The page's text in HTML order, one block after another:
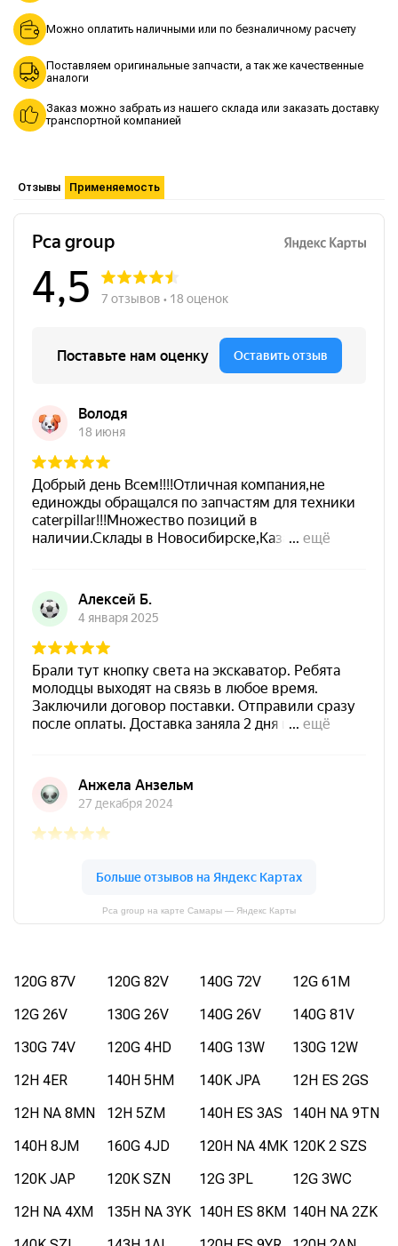
Можно оплатить наличными или по безналичному расчету
Поставляем оригинальные запчасти, а так же качественные
аналоги
Заказ можно забрать из нашего склада или заказать доставку
транспортной компанией
Отзывы Применяемость
Pca group на карте Самары — Яндекс Карты
120G 87V 120G 82V 140G 72V
12G 61M
12G 26V
130G 26V 140G 26V
140G 81V
130G 74V
120G 4HD 140G 13W
130G 12W
12H 4ER
140H 5HM 140K JPA
12H ES 2GS
12H NA 8MN
12H 5ZM 140H ES 3AS
140H NA 9TN
140H 8JM
160G 4JD 120H NA 4MK 120K 2 SZS
120K JAP
120K SZN 12G 3PL
12G 3WC
12H NA 4XM
135H NA 3YK 140H ES 8KM 140H NA 2ZK